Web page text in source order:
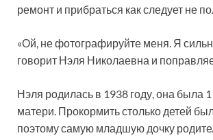
ремонт и прибраться как следует не
«Ой, не фотографируйте меня. Я
говорит Нэля Николаевна и
Нэля родилась в 1938 году, она была
матери. Прокормить столько детей
поэтому самую младшую дочку